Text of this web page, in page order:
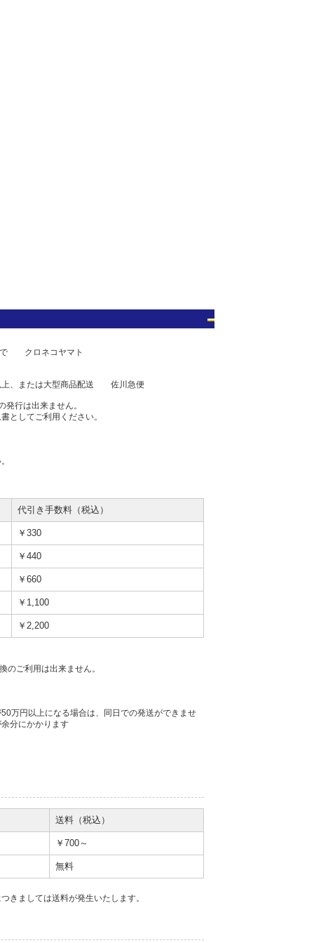
で クロネコヤマト
たは大型商品配送 佐川急便
発行は出来ません。
としてご利用ください。
代引き手数料（税込）
￥330
￥440
￥660
￥1,100
￥2,200
ご利用は出来ません。
万円以上になる場合は、同日での発送ができませ
分にかかります
送料（税込）
￥700～
無料
きましては送料が発生いたします。